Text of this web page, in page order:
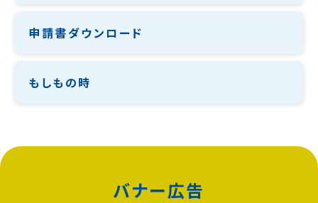
申請書ダウンロード
もしもの時
バナー広告